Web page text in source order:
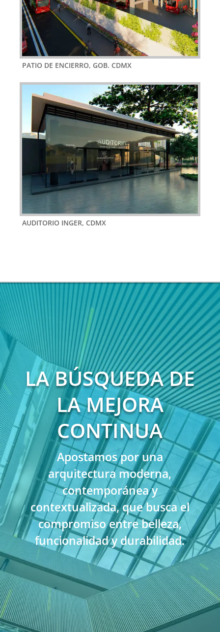
PATIO DE ENCIERRO, GOB. CDMX
AUDITORIO INGER, CDMX
LA BÚSQUEDA DE
LA MEJORA
CONTINUA
Apostamos por una
arquitectura moderna,
contemporánea y
contextualizada, que busca el
compromiso entre belleza,
funcionalidad y durabilidad.